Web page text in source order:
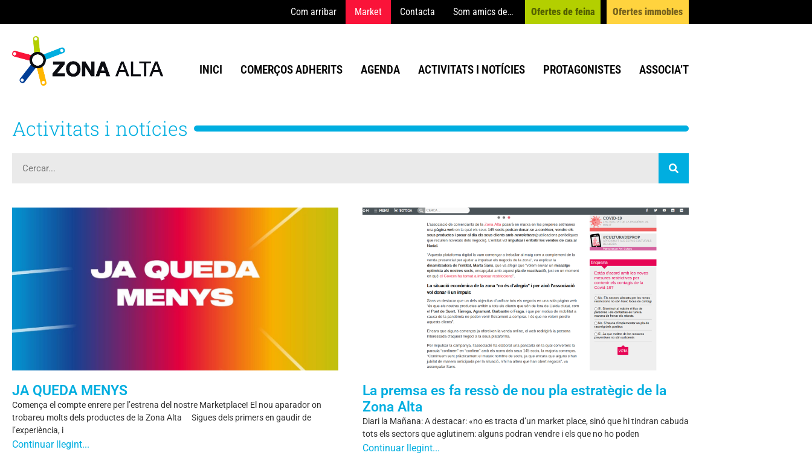
Com arribar Market Contacta Som amics de… Ofertes de feina Ofertes immobles
INICI COMERÇOS ADHERITS AGENDA ACTIVITATS I NOTÍCIES PROTAGONISTES ASSOCIA’T
Activitats i notícies
JA QUEDA MENYS
Comença el compte enrere per l’estrena del nostre Marketplace! El nou aparador on
trobareu molts dels productes de la Zona Alta ⠀ Sigues dels primers en gaudir de
l’experiència, i
Continuar llegint...
La premsa es fa ressò de nou pla estratègic de la
Zona Alta
Diari la Mañana: A destacar: «no es tracta d’un market place, sinó que hi tindran cabuda
tots els sectors que aglutinem: alguns podran vendre i els que no ho poden
Continuar llegint...